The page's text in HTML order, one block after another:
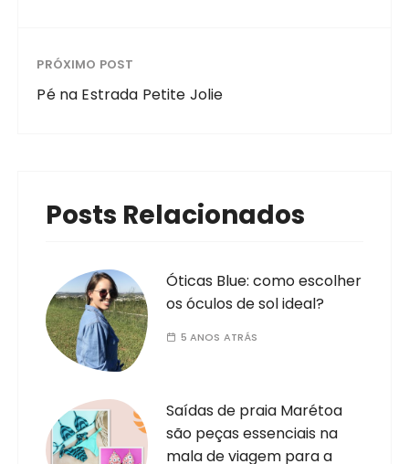
PRÓXIMO POST
Pé na Estrada Petite Jolie
Posts Relacionados
Óticas Blue: como escolher
os óculos de sol ideal?
5 ANOS ATRÁS
Saídas de praia Marétoa
são peças essenciais na
mala de viagem para a